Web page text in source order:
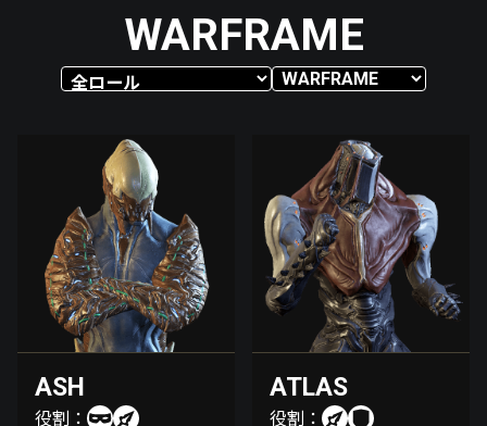
WARFRAME
ASH
役割：
ATLAS
役割：